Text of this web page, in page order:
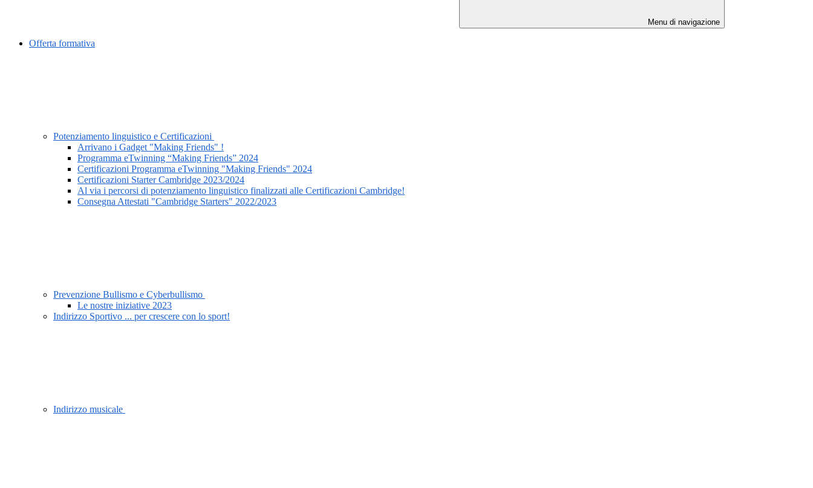
Menu di navigazione
Offerta formativa
Potenziamento linguistico e Certificazioni
Arrivano i Gadget "Making Friends" !
Programma eTwinning “Making Friends” 2024
Certificazioni Programma eTwinning "Making Friends" 2024
Certificazioni Starter Cambridge 2023/2024
Al via i percorsi di potenziamento linguistico finalizzati alle Certificazioni Cambridge!
Consegna Attestati "Cambridge Starters" 2022/2023
Prevenzione Bullismo e Cyberbullismo
Le nostre iniziative 2023
Indirizzo Sportivo ... per crescere con lo sport!
Indirizzo musicale